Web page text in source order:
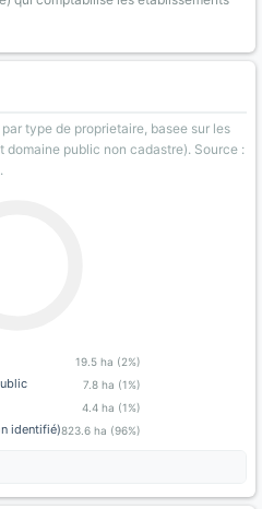
type de proprietaire, basee sur les
public non cadastre). Source :
19.5 ha (2%)
7.8 ha (1%)
4.4 ha (1%)
identifié)823.6 ha (96%)